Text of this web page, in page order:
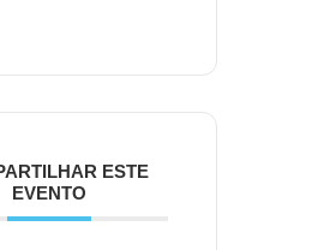
ESTE
EVENTO